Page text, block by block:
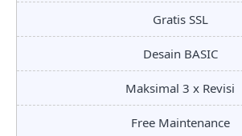
Gratis SSL
Desain BASIC
Maksimal 3 x Revisi
Free Maintenance